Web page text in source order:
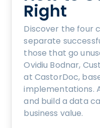
Right
Discover the four
separate
those that go
Ovidiu Bodnar,
at CastorDoc,
implementations.
and build a data
business value.